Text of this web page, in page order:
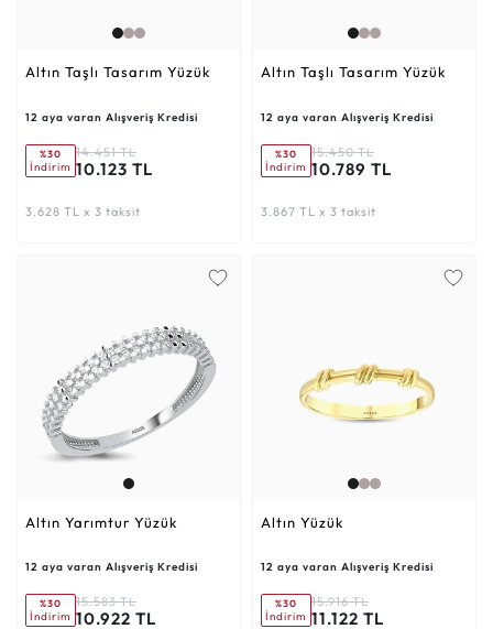
Altın Taşlı Tasarım Yüzük
12 aya varan Alışveriş Kredisi
%30
İndirim
14.451 TL
10.123 TL
3.628 TL x 3 taksit
Altın Taşlı Tasarım Yüzük
12 aya varan Alışveriş Kredisi
%30
İndirim
15.450 TL
10.789 TL
3.867 TL x 3 taksit
Altın Yarımtur Yüzük
12 aya varan Alışveriş Kredisi
%30
İndirim
15.583 TL
10.922 TL
Altın Yüzük
12 aya varan Alışveriş Kredisi
%30
İndirim
15.916 TL
11.122 TL